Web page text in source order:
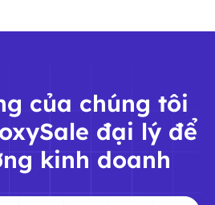
của chúng tôi
đại lý để
kinh doanh